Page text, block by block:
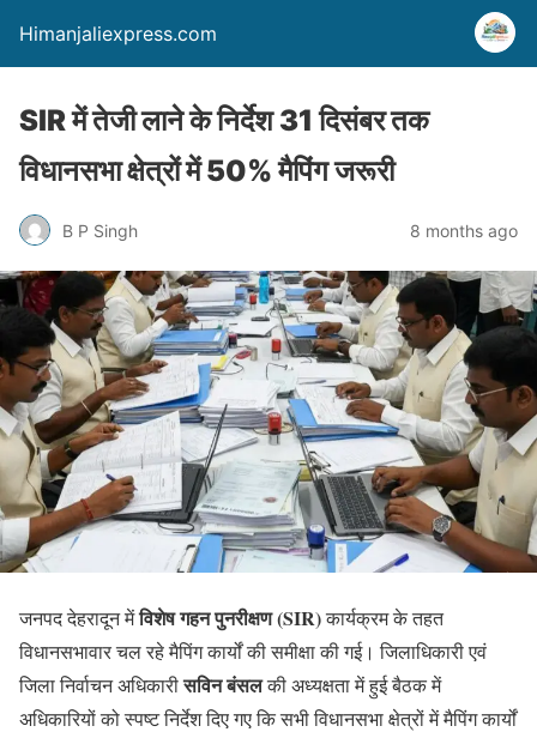
Himanjaliexpress.com
SIR में तेजी लाने के निर्देश 31 दिसंबर तक
विधानसभा क्षेत्रों में 50% मैपिंग जरूरी
B P Singh 8 months ago
जनपद देहरादून मेंविशेष गहन पुनरीक्षण (SIR)कार्यक्रम के तहत
विधानसभावार चल रहे मैपिंग कार्यों की समीक्षा की गई। जिलाधिकारी एवं
जिला निर्वाचन अधिकारीसविन बंसलकी अध्यक्षता में हुई बैठक में
अधिकारियों को स्पष्ट निर्देश दिए गए कि सभी विधानसभा क्षेत्रों में मैपिंग कार्यों